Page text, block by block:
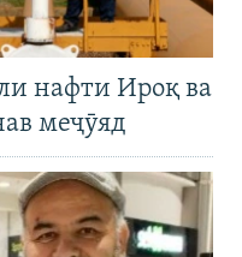
нафти Ироқ ва
меҷӯяд